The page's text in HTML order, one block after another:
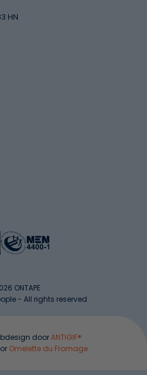
HN
ONTAPE
- All rights reserved
doorANTIGIF®
Omelette du Fromage